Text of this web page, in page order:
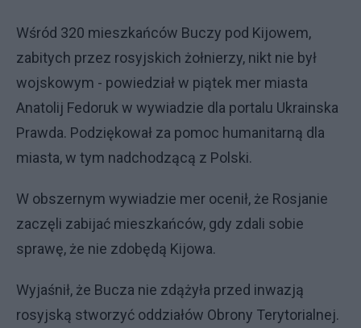
Wśród 320 mieszkańców Buczy pod Kijowem,
zabitych przez rosyjskich żołnierzy, nikt nie był
wojskowym - powiedział w piątek mer miasta
Anatolij Fedoruk w wywiadzie dla portalu Ukrainska
Prawda. Podziękował za pomoc humanitarną dla
miasta, w tym nadchodzącą z Polski.
W obszernym wywiadzie mer ocenił, że Rosjanie
zaczęli zabijać mieszkańców, gdy zdali sobie
sprawę, że nie zdobędą Kijowa.
Wyjaśnił, że Bucza nie zdążyła przed inwazją
rosyjską stworzyć oddziałów Obrony Terytorialnej.